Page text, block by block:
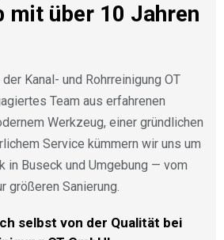
mit über 10 Jahren
Kanal- und Rohrreinigung OT
Team aus erfahrenen
Werkzeug, einer gründlichen
Service kümmern wir uns um
in Buseck und Umgebung — vom
größeren Sanierung.
selbst von der Qualität bei